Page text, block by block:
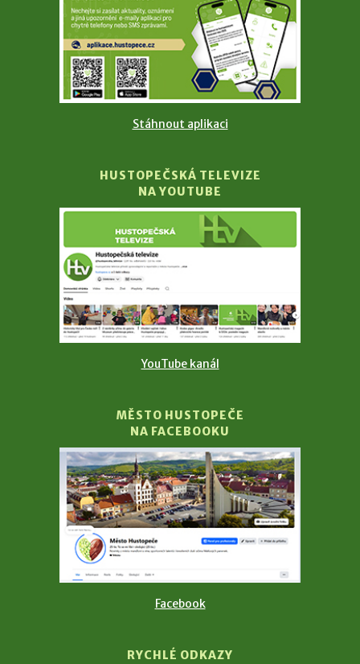
Stáhnout aplikaci
HUSTOPEČSKÁ TELEVIZE
NA YOUTUBE
YouTube kanál
MĚSTO HUSTOPEČE
NA FACEBOOKU
Facebook
RYCHLÉ ODKAZY